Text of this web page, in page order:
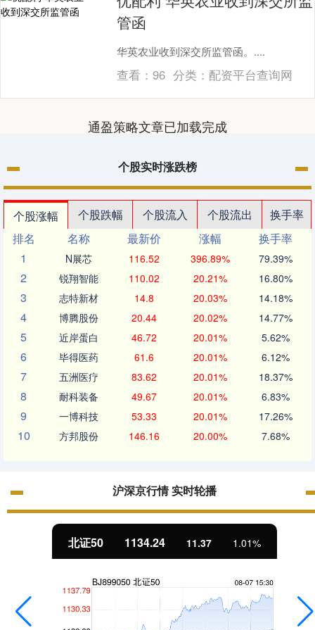
管函
华英农业收到深交所监管函。....
查看：96 分类： 配资平台查询网
通盈策略文章已加载完成
个股实时涨跌榜
个股涨幅 个股跌幅 个股流入 个股流出
换手率
排名
名称 最新价 涨幅
换手率
1
N展芯 116.52 396.89% 79.39%
2 锐翔智能 110.02 20.21% 16.80%
3 志特新材 14.8 20.03% 14.18%
4 博腾股份 20.44 20.02% 14.77%
5 近岸蛋白 46.72 20.01% 5.62%
6 毕得医药 61.6 20.01% 6.12%
7 五洲医疗 83.62 20.01% 18.37%
8 耐科装备 49.67 20.01% 6.83%
9 一博科技 53.33 20.01% 17.26%
10 方邦股份 146.16 20.00% 7.68%
沪深京行情 实时轮播
北证50 1134.24 11.37 1.01%